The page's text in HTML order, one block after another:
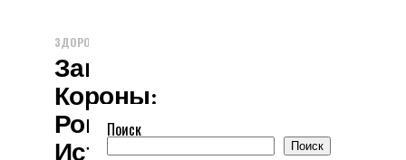
ЗДОРОВЬЕ И КРАСОТА
Запретная Любовь
Короны:
Романтические
Поиск
Поиск